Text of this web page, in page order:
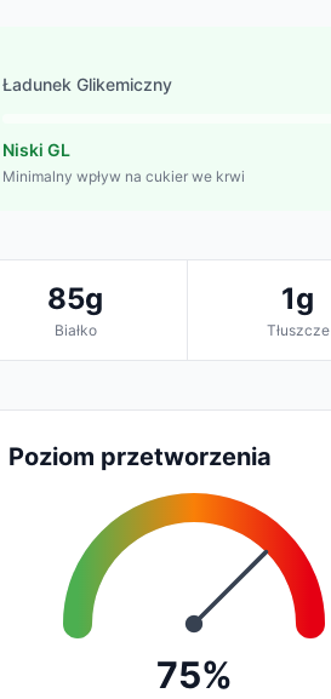
Ładunek Glikemiczny
Niski GL
Minimalny wpływ na cukier we krwi
85g
Białko
1g
Tłuszcze
Poziom przetworzenia
75%